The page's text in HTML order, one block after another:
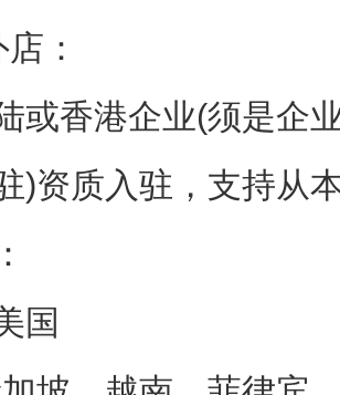
：
或香港企业(须是企
)资质入驻，支持从
国